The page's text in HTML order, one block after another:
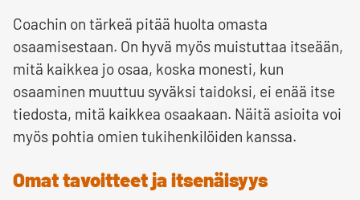
Coachin on tärkeä pitää huolta omasta
osaamisestaan. On hyvä myös muistuttaa itseään,
mitä kaikkea jo osaa, koska monesti, kun
osaaminen muuttuu syväksi taidoksi, ei enää itse
tiedosta, mitä kaikkea osaakaan. Näitä asioita voi
myös pohtia omien tukihenkilöiden kanssa.
Omat tavoitteet ja itsenäisyys